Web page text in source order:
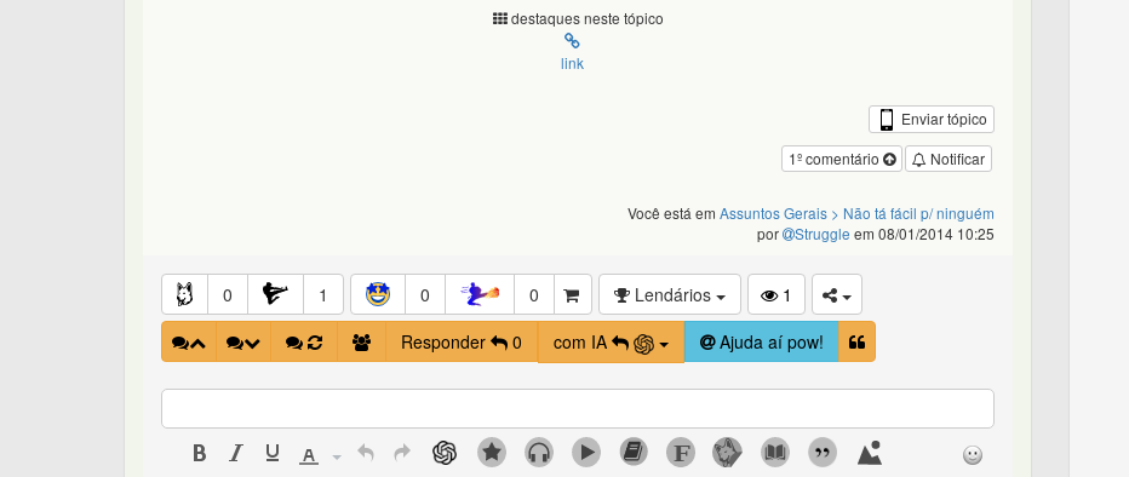
destaques neste tópico
link
Enviar tópico
Notificar
1º comentário
Você está em Assuntos Gerais > Não tá fácil p/ ninguém
por
Struggle em 08/01/2014 10:25
0 1 0 0 Lendários
1
Responder
0 com IA Ajuda aí pow!